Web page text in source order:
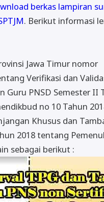
berkas lampiran
. Berikut informasi
Jawa Timur nomor
Verifikasi dan
Guru PNSD Semester II
no 10 Tahun
Khusus dan
2018 tentang
sebagai berikut :